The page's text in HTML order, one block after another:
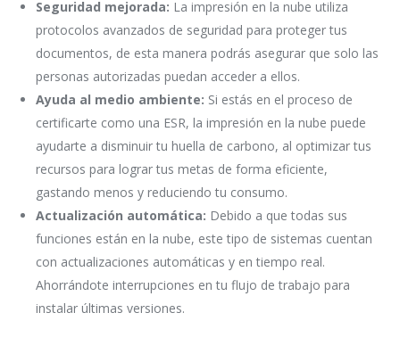
Seguridad mejorada: La impresión en la nube utiliza
protocolos avanzados de seguridad para proteger tus
documentos, de esta manera podrás asegurar que solo las
personas autorizadas puedan acceder a ellos.
Ayuda al medio ambiente: Si estás en el proceso de
certificarte como una ESR, la impresión en la nube puede
ayudarte a disminuir tu huella de carbono, al optimizar tus
recursos para lograr tus metas de forma eficiente,
gastando menos y reduciendo tu consumo.
Actualización automática: Debido a que todas sus
funciones están en la nube, este tipo de sistemas cuentan
con actualizaciones automáticas y en tiempo real.
Ahorrándote interrupciones en tu flujo de trabajo para
instalar últimas versiones.